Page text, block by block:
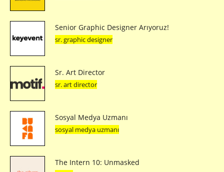
Senior Graphic Designer Arıyoruz!
sr. graphic designer
Sr. Art Director
sr. art director
Sosyal Medya Uzmanı
sosyal medya uzmanı
The Intern 10: Unmasked